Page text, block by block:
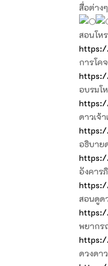
สื่อต่างๆ
สอนโห
การโค
อบรมโ
ดาวเจ้
อธิบาย
อังคาร
สอนดูด
พยากร
ดวงดา